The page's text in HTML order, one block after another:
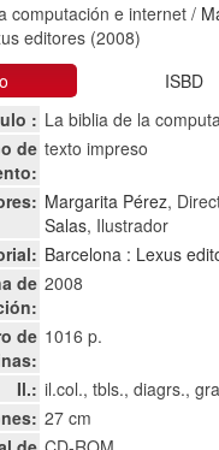
computación e internet /
editores (2008)
ISBD
: La biblia de la
de texto impreso
Margarita Pérez,
Salas, Ilustrador
Barcelona : Lexus
de 2008
de 1016 p.
Il.: il.col., tbls., diagrs.,
27 cm